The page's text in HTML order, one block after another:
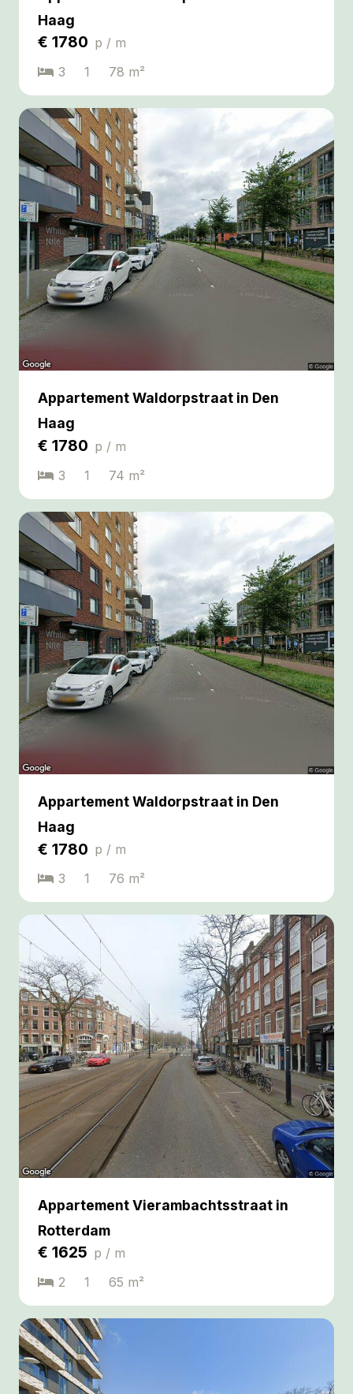
Haag
€ 1780 p / m
3
1 78 m²
Appartement Waldorpstraat in Den
Haag
€ 1780 p / m
3
1 74 m²
Appartement Waldorpstraat in Den
Haag
€ 1780 p / m
3
1 76 m²
Appartement Vierambachtsstraat in
Rotterdam
€ 1625 p / m
2
1 65 m²